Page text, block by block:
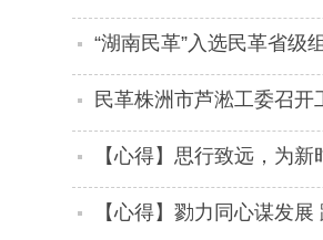
“湖南民革”入选民革省级
民革株洲市芦淞工委召开
【心得】思行致远，为
【心得】勠力同心谋发